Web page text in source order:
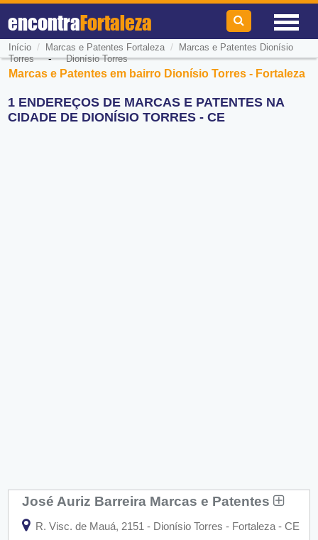
encontraFortaleza
Início / Marcas e Patentes Fortaleza/
Marcas e Patentes Dionísio
Torres-Dionísio Torres
Marcas e Patentes em bairro Dionísio Torres - Fortaleza
1 ENDEREÇOS DE MARCAS E PATENTES NA
CIDADE DE DIONÍSIO TORRES - CE
José Auriz Barreira Marcas e Patentes
R. Visc. de Mauá, 2151 - Dionísio Torres - Fortaleza - CE